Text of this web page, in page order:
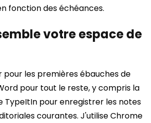
fonction des échéances.
votre espace de
pour les premières ébauches de
pour tout le reste, y compris la
TypeItIn pour enregistrer les notes
courantes. J'utilise Chrome